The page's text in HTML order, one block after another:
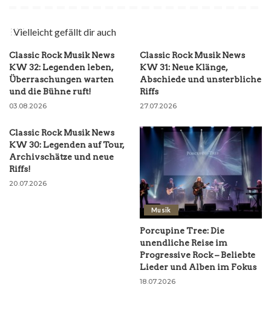
Vielleicht gefällt dir auch
Classic Rock Musik News
KW 32: Legenden leben,
Überraschungen warten
und die Bühne ruft!
03.08.2026
Classic Rock Musik News
KW 31: Neue Klänge,
Abschiede und unsterbliche
Riffs
27.07.2026
Classic Rock Musik News
KW 30: Legenden auf Tour,
Archivschätze und neue
Riffs!
20.07.2026
Musik
Porcupine Tree: Die
unendliche Reise im
Progressive Rock – Beliebte
Lieder und Alben im Fokus
18.07.2026